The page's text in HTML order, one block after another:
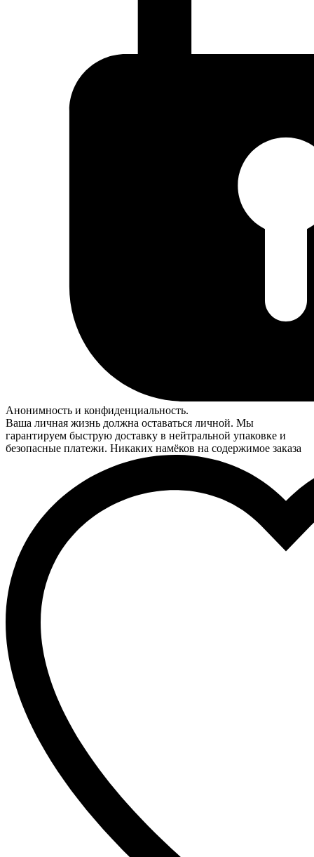
Анонимность и конфиденциальность.
Ваша личная жизнь должна оставаться личной. Мы
гарантируем быструю доставку в нейтральной упаковке и
безопасные платежи. Никаких намёков на содержимое заказа